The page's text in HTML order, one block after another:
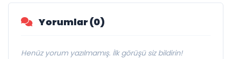
Yorumlar (0)
Henüz yorum yazılmamış. İlk görüşü siz bildirin!